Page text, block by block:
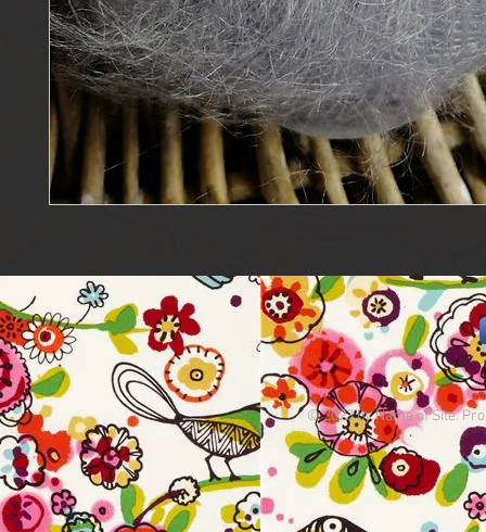
© 2023 by Name of Site.